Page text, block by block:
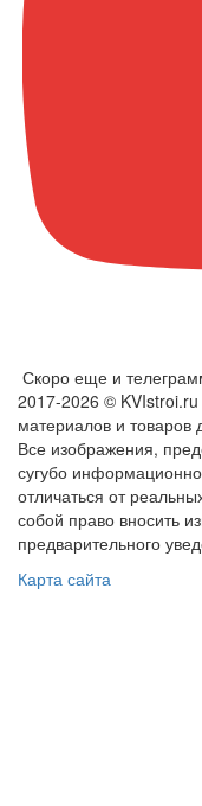
Скоро еще и
2017-2026 © KVIstroi.ru
материалов и товаров
Все изображения,
сугубо
отличаться от
собой право вносить
предварительного
Карта сайта